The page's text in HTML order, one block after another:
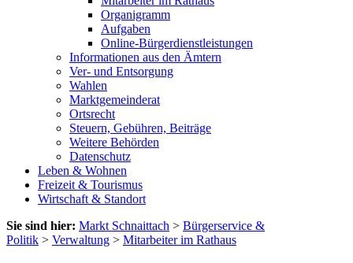
Organigramm
Aufgaben
Online-Bürgerdienstleistungen
Informationen aus den Ämtern
Ver- und Entsorgung
Wahlen
Marktgemeinderat
Ortsrecht
Steuern, Gebühren, Beiträge
Weitere Behörden
Datenschutz
Leben & Wohnen
Freizeit & Tourismus
Wirtschaft & Standort
Sie sind hier: Markt Schnaittach > Bürgerservice &
Politik > Verwaltung > Mitarbeiter im Rathaus